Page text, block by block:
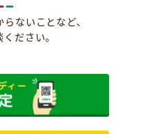
ないことなど、
ださい。